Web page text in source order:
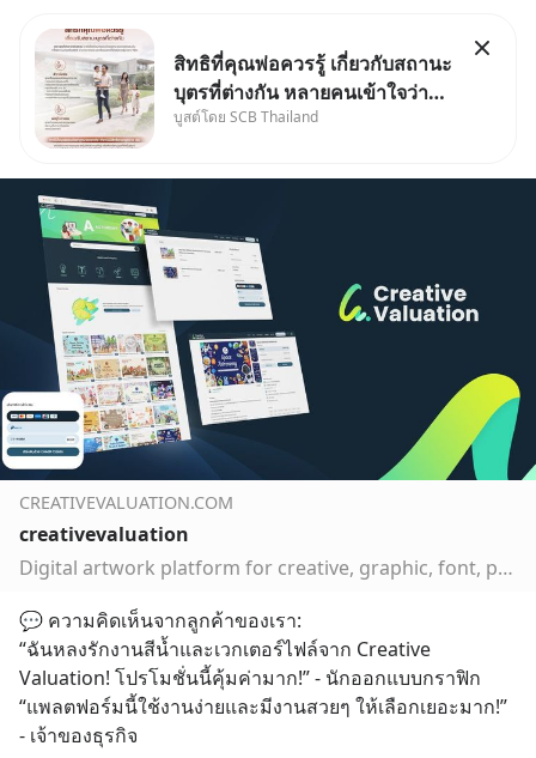
สิทธิที่คุณพ่อควรรู้ เกี่ยวกับสถานะ
บุตรที่ต่างกัน หลายคนเข้าใจว่า
"เมื่อเป็นลูกของพ่อและแม่ ก็ย่อม
สองฝ่าย" แต่ในความเป็นจริง
นั้น
บูสต์โดย SCB Thailand
CREATIVEVALUATION.COM
creativevaluation
Digital artwork platform for creative, graphic, font, photo
💬 ความคิดเห็นจากลูกค้าของเรา:
“ฉันหลงรักงานสีน้ำและเวกเตอร์ไฟล์จาก Creative
Valuation! โปรโมชั่นนี้คุ้มค่ามาก!” - นักออกแบบกราฟิก
“แพลตฟอร์มนี้ใช้งานง่ายและมีงานสวยๆ ให้เลือกเยอะมาก!”
- เจ้าของธุรกิจ